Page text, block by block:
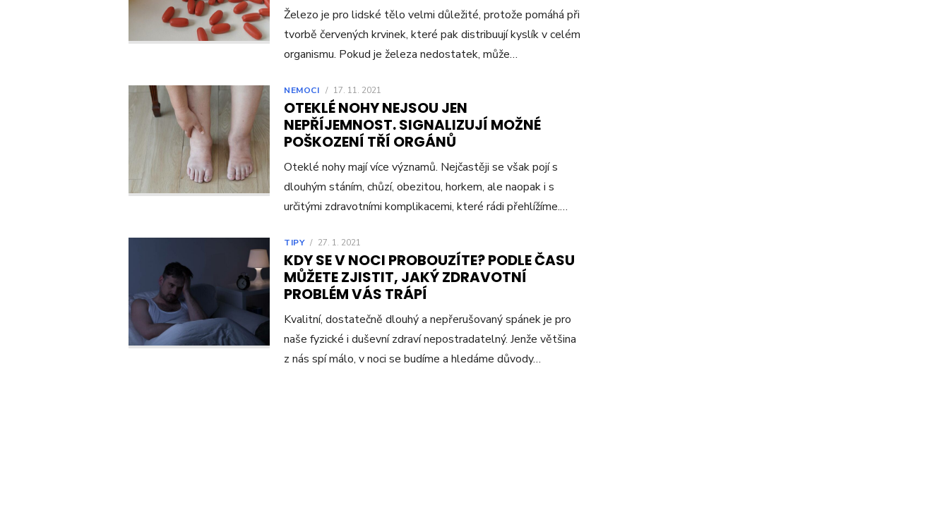
Železo je pro lidské tělo velmi důležité, protože pomáhá při
tvorbě červených krvinek, které pak distribuují kyslík v celém
organismu. Pokud je železa nedostatek, může…
NEMOCI / 17. 11. 2021
OTEKLÉ NOHY NEJSOU JEN
NEPŘÍJEMNOST. SIGNALIZUJÍ MOŽNÉ
POŠKOZENÍ TŘÍ ORGÁNŮ
Oteklé nohy mají více významů. Nejčastěji se však pojí s
dlouhým stáním, chůzí, obezitou, horkem, ale naopak i s
určitými zdravotními komplikacemi, které rádi přehlížíme.…
TIPY / 27. 1. 2021
KDY SE V NOCI PROBOUZÍTE? PODLE ČASU
MŮŽETE ZJISTIT, JAKÝ ZDRAVOTNÍ
PROBLÉM VÁS TRÁPÍ
Kvalitní, dostatečně dlouhý a nepřerušovaný spánek je pro
naše fyzické i duševní zdraví nepostradatelný. Jenže většina
z nás spí málo, v noci se budíme a hledáme důvody…